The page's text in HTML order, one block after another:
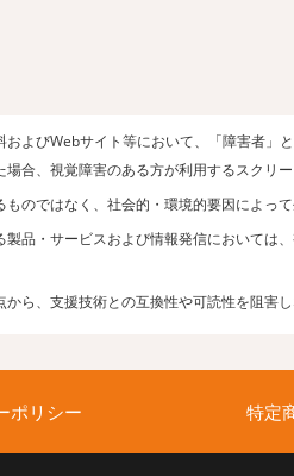
よびWebサイト等において、「障害者」と
合、視覚障害のある方が利用するスクリ
のではなく、社会的・環境的要因によっ
品・サービスおよび情報発信において
ら、支援技術との互換性や可読性を阻害
ポリシー 特定